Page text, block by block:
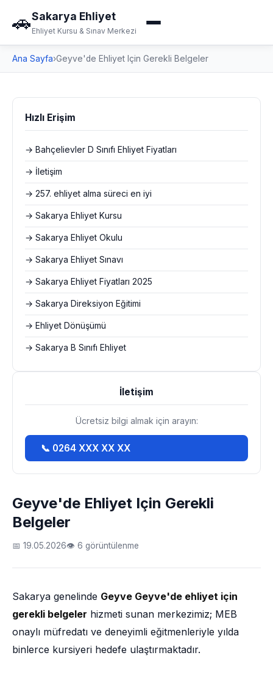
🚗Sakarya Ehliyet
Ehliyet Kursu & Sınav Merkezi
Ana Sayfa›Geyve'de Ehliyet Için Gerekli Belgeler
Geyve'de Ehliyet Için Gerekli
Belgeler
📅 19.05.2026👁 6 görüntülenme
Sakarya genelinde Geyve Geyve'de ehliyet için
gerekli belgeler hizmeti sunan merkezimiz; MEB
onaylı müfredatı ve deneyimli eğitmenleriyle yılda
binlerce kursiyeri hedefe ulaştırmaktadır.
Hızlı Erişim
→ Bahçelievler D Sınıfı Ehliyet Fiyatları
→ İletişim
→ 257. ehliyet alma süreci en iyi
→ Sakarya Ehliyet Kursu
→ Sakarya Ehliyet Okulu
→ Sakarya Ehliyet Sınavı
→ Sakarya Ehliyet Fiyatları 2025
→ Sakarya Direksiyon Eğitimi
→ Ehliyet Dönüşümü
→ Sakarya B Sınıfı Ehliyet
İletişim
Ücretsiz bilgi almak için arayın:
📞 0264 XXX XX XX